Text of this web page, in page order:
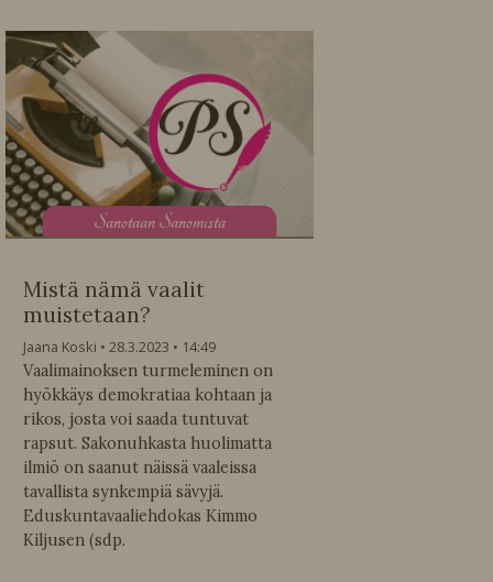
Sanotaan Sanomista
Mistä nämä vaalit
muistetaan?
Jaana Koski 28.3.2023
14:49
Vaalimainoksen turmeleminen on
hyökkäys demokratiaa kohtaan ja
rikos, josta voi saada tuntuvat
rapsut. Sakonuhkasta huolimatta
ilmiö on saanut näissä vaaleissa
tavallista synkempiä sävyjä.
Eduskuntavaaliehdokas Kimmo
Kiljusen (sdp.